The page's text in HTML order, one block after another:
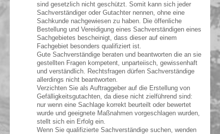
sind gesetzlich nicht geschützt. Somit kann sich jeder
Sachverständiger oder Gutachter nennen, ohne eine
Sachkunde nachgewiesen zu haben. Die öffenliche
Bestellung und Vereidigung eines Sachverständigen eines
Sachgebietes bescheinigt, dass dieser auf einem
Fachgebiet besonders qualifiziert ist.
Gute Sachverständige beraten und beantworten die an sie
gestellten Fragen kompetent, unparteiisch, gewissenhaft
und verständlich. Rechtsfragen dürfen Sachverständige
allerdings nicht beantworten.
Verzichten Sie als Auftraggeber auf die Erstellung von
Gefälligkeitsgutachten, da diese nicht zielführend sind:
nur wenn eine Sachlage korrekt beurteilt oder bewertet
wurde und geeignete Maßnahmen vorgeschlagen wurden,
stellt sich ein Erfolg ein.
Wenn Sie qualifizierte Sachverständige suchen, wenden